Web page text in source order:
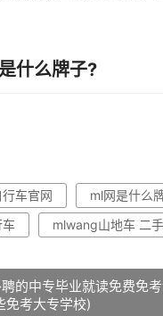
什么牌子?
车官网 ml网是什么
车
mlwang山地车 二
的中专毕业就读免费免
免考大专学校)